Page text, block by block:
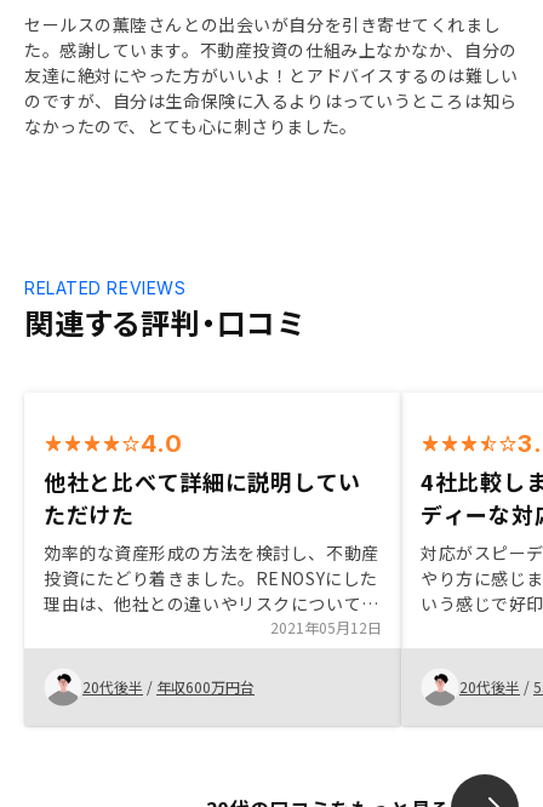
セールスの薫陸さんとの出会いが自分を引き寄せてくれまし
た。感謝しています。不動産投資の仕組み上なかなか、自分の
友達に絶対にやった方がいいよ！とアドバイスするのは難しい
のですが、自分は生命保険に入るよりはっていうところは知ら
なかったので、とても心に刺さりました。
関連する評判・口コミ
RELATED REVIEWS
4.0
他社と比べて詳細に説明してい
ただけた
効率的な資産形成の方法を検討し、不動産
投資にたどり着きました。RENOSYにした
理由は、他社との違いやリスクについて1
番詳しく説明して頂いた点です。2021年05月12日
20代後半 / 年収600万円台
4社比較し
ディーな対
対応がスピー
やり方に感じ
いう感じで好
端的に説明し
意思決定には
流動性が激し
ち帰り検討も
20代後半 /